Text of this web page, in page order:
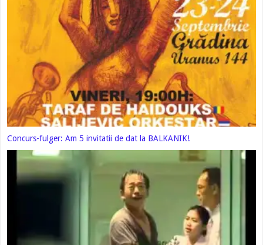
Concurs-fulger: Am 5 invitatii de dat la BALKANIK!